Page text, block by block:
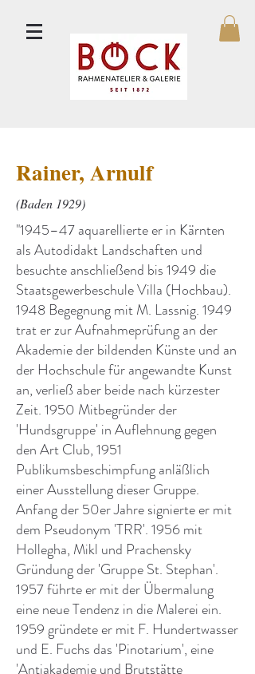
Rainer, Arnulf
(Baden 1929)
"1945–47 aquarellierte er in Kärnten
als Autodidakt Landschaften und
besuchte anschließend bis 1949 die
Staatsgewerbeschule Villa (Hochbau).
1948 Begegnung mit M. Lassnig. 1949
trat er zur Aufnahmeprüfung an der
Akademie der bildenden Künste und an
der Hochschule für angewandte Kunst
an, verließ aber beide nach kürzester
Zeit. 1950 Mitbegründer der
'Hundsgruppe' in Auflehnung gegen
den Art Club, 1951
Publikumsbeschimpfung anläßlich
einer Ausstellung dieser Gruppe.
Anfang der 50er Jahre signierte er mit
dem Pseudonym 'TRR'. 1956 mit
Hollegha, Mikl und Prachensky
Gründung der 'Gruppe St. Stephan'.
1957 führte er mit der Übermalung
eine neue Tendenz in die Malerei ein.
1959 gründete er mit F. Hundertwasser
und E. Fuchs das 'Pinotarium', eine
'Antiakademie und Brutstätte